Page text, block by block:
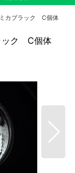
カブラック C個体
ック C個体